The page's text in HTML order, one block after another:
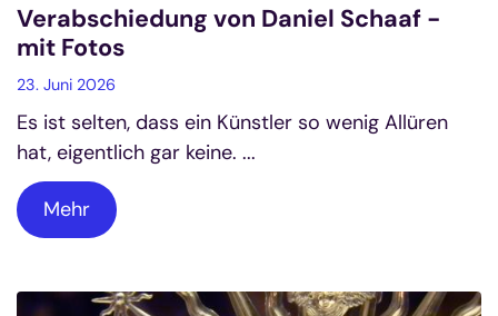
Verabschiedung von Daniel Schaaf -
mit Fotos
23. Juni 2026
Es ist selten, dass ein Künstler so wenig Allüren
hat, eigentlich gar keine. ...
Mehr